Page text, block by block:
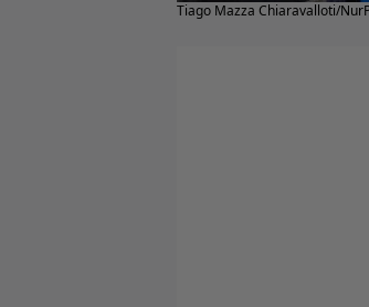
Tiago Mazza Chiaravalloti/